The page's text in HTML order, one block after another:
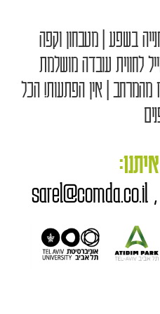
לחווית עובדה מושלמת
מהמרחב | אין הפתעות! הכל